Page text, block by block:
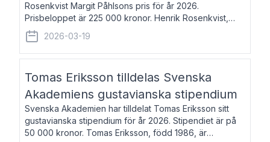
Rosenkvist Margit Påhlsons pris för år 2026.
Prisbeloppet är 225 000 kronor. Henrik Rosenkvist,
född 1965, är professor i nordiska språk vid Göteborgs
universitet. Han disputerade 2004 på avhan
2026-03-19
Tomas Eriksson tilldelas Svenska
Akademiens gustavianska stipendium
Svenska Akademien har tilldelat Tomas Eriksson sitt
gustavianska stipendium för år 2026. Stipendiet är på
50 000 kronor. Tomas Eriksson, född 1986, är